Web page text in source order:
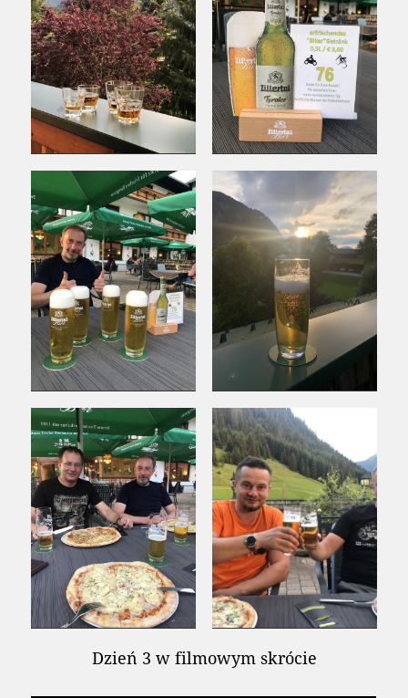
Dzień 3 w filmowym skrócie